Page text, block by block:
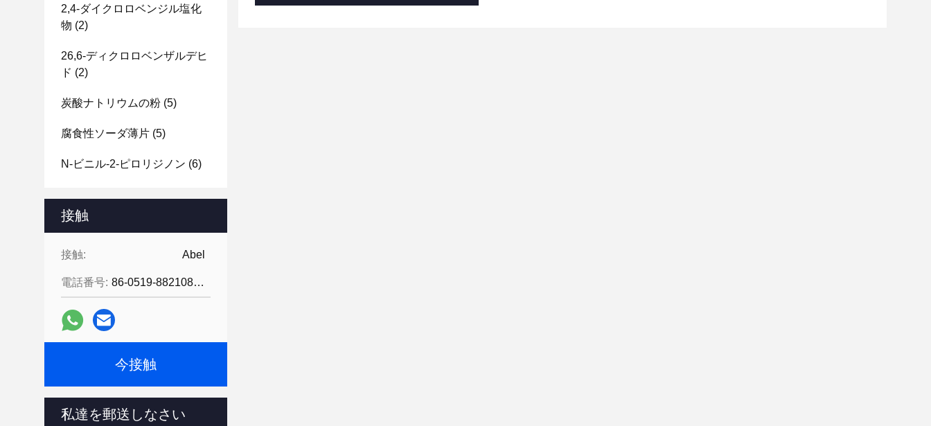
2,4-ダイクロロベンジル塩化
物 (2)
26,6-ディクロロベンザルデヒ
ド (2)
炭酸ナトリウムの粉 (5)
腐食性ソーダ薄片 (5)
N-ビニル-2-ピロリジノン (6)
接触
接触: Abel
電話番号: 86-0519-88210855
今接触
私達を郵送しなさい